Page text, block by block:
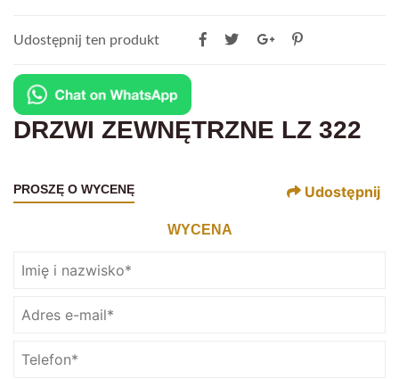
Udostępnij ten produkt
DRZWI ZEWNĘTRZNE LZ 322
PROSZĘ O WYCENĘ Udostępnij
WYCENA